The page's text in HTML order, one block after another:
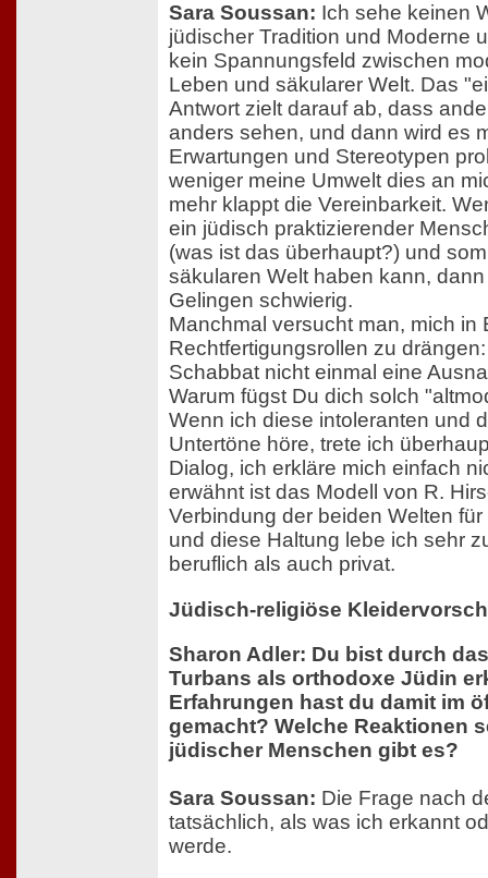
Sara Soussan: Ich sehe keinen
jüdischer Tradition und Moderne
kein Spannungsfeld zwischen
Leben und säkularer Welt. Das
Antwort zielt darauf ab, dass
anders sehen, und dann wird es
Erwartungen und Stereotypen
weniger meine Umwelt dies an
mehr klappt die Vereinbarkeit.
ein jüdisch praktizierender
(was ist das überhaupt?) und
säkularen Welt haben kann,
Gelingen schwierig.
Manchmal versucht man, mich in
Rechtfertigungsrollen zu
Schabbat nicht einmal eine
Warum fügst Du dich solch
Wenn ich diese intoleranten und
Untertöne höre, trete ich
Dialog, ich erkläre mich einfach
erwähnt ist das Modell von R.
Verbindung der beiden Welten
und diese Haltung lebe ich sehr
beruflich als auch privat.
Jüdisch-religiöse
Sharon Adler: Du bist durch
Turbans als orthodoxe Jüdin
Erfahrungen hast du damit im
gemacht? Welche Reaktionen
jüdischer Menschen gibt es?
Sara Soussan: Die Frage nach
tatsächlich, als was ich erkannt
werde.